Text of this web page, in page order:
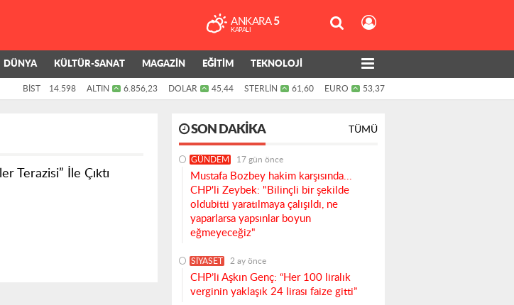
ANKARA 5
KAPALI
DÜNYA KÜLTÜR-SANAT MAGAZİN EĞİTİM TEKNOLOJİ
BİST 14.598 ALTIN 6.856,23 DOLAR 45,44 STERLİN 61,60 EURO 53,37
Terazisi” İle Çıktı
SON DAKIKA TÜMÜ
GÜNDEM 17 gün önce
Mustafa Bozbey hakim karşısında...
CHP'li Zeybek: "Bilinçli bir şekilde
oldubitti yaratılmaya çalışıldı, ne
yaparlarsa yapsınlar boyun
eğmeyeceğiz"
SİYASET 2 ay önce
CHP’li Aşkın Genç: “Her 100 liralık
verginin yaklaşık 24 lirası faize gitti”